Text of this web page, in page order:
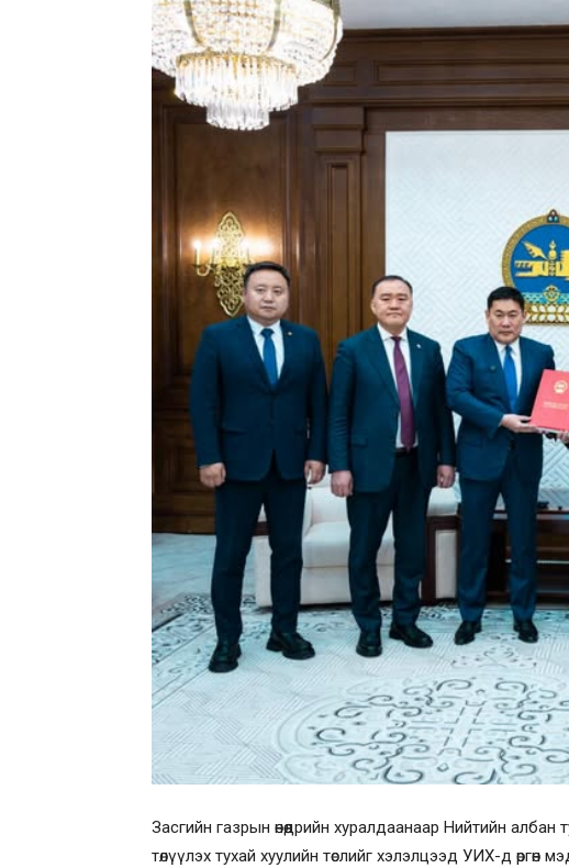
Засгийн газрын өнөөдрийн хуралдаанаар Нийтийн албан
төлүүлэх тухай хуулийн төслийг хэлэлцээд УИХ-д өргөн